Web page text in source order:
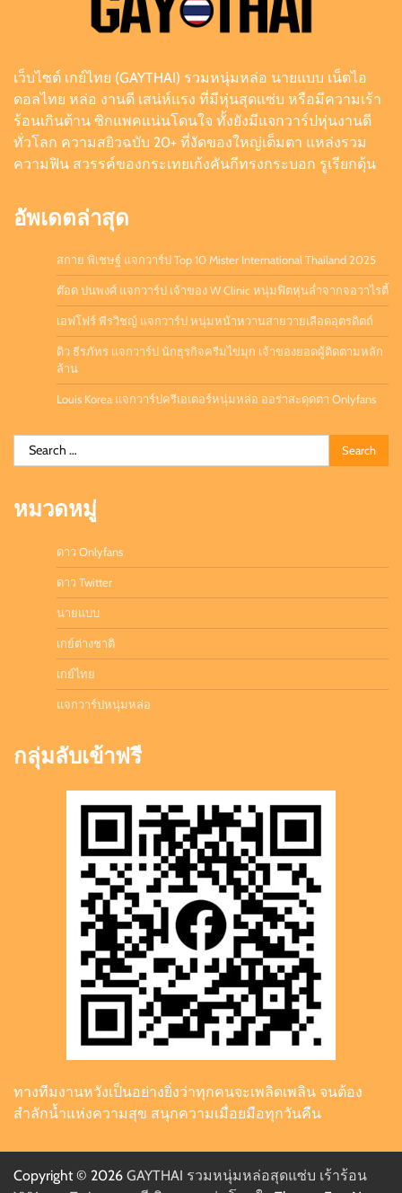
Admin August 6, 2026 0
ดิว ธีรภัทร แจกวาร์ป นักธุรกิจครีมไข่มุก เจ้าของ
ยอดผู้ติดตามหลักล้าน
Admin July 21, 2026 0
เว็บไซต์ เกย์ไทย (GAYTHAI) รวมหนุ่มหล่อ นายแบบ เน็ตไอ
ดอลไทย หล่อ งานดี เสน่ห์แรง ที่มีหุ่นสุดแซ่บ หรือมีความเร้า
ร้อนเกินต้าน ซิกแพคแน่นโดนใจ ทั้งยังมีแจกวาร์ปหุ่นงานดี
ทั่วโลก ความสยิวฉบับ 20+ ที่งัดของใหญ่เต็มตา แหล่งรวม
ความฟิน สวรรค์ของกระเทยเก้งคันกีทรงกระบอก รูเรียกดุ้น
อัพเดตล่าสุด
สกาย พิเชษฐ์ แจกวาร์ป Top 10 Mister International Thailand 2025
ต๊อด ปนพงศ์ แจกวาร์ป เจ้าของ W Clinic หนุ่มฟิตหุ่นล่ำจากจอวาไรตี้
เอฟโฟร์ พีรวิชญ์ แจกวาร์ป หนุ่มหน้าหวานสายวายเลือดอุตรดิตถ์
ดิว ธีรภัทร แจกวาร์ป นักธุรกิจครีมไข่มุก เจ้าของยอดผู้ติดตามหลัก
ล้าน
Louis Korea แจกวาร์ปครีเอเตอร์หนุ่มหล่อ ออร่าสะดุดตา Onlyfans
Search
for:
หมวดหมู่
ดาว Onlyfans
ดาว Twitter
นายแบบ
เกย์ต่างชาติ
เกย์ไทย
แจกวาร์ปหนุ่มหล่อ
กลุ่มลับเข้าฟรี
ทางทีมงานหวังเป็นอย่างยิ่งว่าทุกคนจะเพลิดเพลิน จนต้อง
สำลักน้ำแห่งความสุข สนุกความเมื่อยมือทุกวันคืน
Copyright © 2026 GAYTHAI รวมหนุ่มหล่อสุดแซ่บ เร้าร้อน